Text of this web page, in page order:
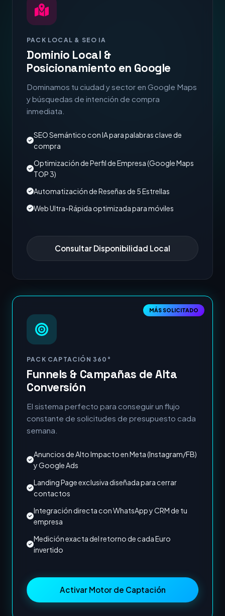
PACK LOCAL & SEO IA
Dominio Local &
Posicionamiento en Google
Dominamos tu ciudad y sector en Google Maps
y búsquedas de intención de compra
inmediata.
SEO Semántico con IA para palabras clave de
compra
Optimización de Perfil de Empresa (Google Maps
TOP 3)
Automatización de Reseñas de 5 Estrellas
Web Ultra-Rápida optimizada para móviles
Consultar Disponibilidad Local
MÁS SOLICITADO
PACK CAPTACIÓN 360°
Funnels & Campañas de Alta
Conversión
El sistema perfecto para conseguir un flujo
constante de solicitudes de presupuesto cada
semana.
Anuncios de Alto Impacto en Meta (Instagram/FB)
y Google Ads
Landing Page exclusiva diseñada para cerrar
contactos
Integración directa con WhatsApp y CRM de tu
empresa
Medición exacta del retorno de cada Euro
invertido
Activar Motor de Captación